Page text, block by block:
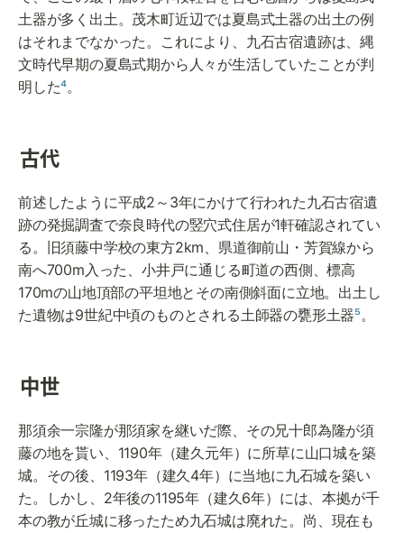
土器が多く出土。茂木町近辺では夏島式土器の出土の例
はそれまでなかった。これにより、九石古宿遺跡は、縄
文時代早期の夏島式期から人々が生活していたことが判
明した⁴。
古代
前述したように平成2～3年にかけて行われた九石古宿遺
跡の発掘調査で奈良時代の竪穴式住居が1軒確認されてい
る。旧須藤中学校の東方2km、県道御前山・芳賀線から
南へ700m入った、小井戸に通じる町道の西側、標高
170mの山地頂部の平坦地とその南側斜面に立地。出土し
た遺物は9世紀中頃のものとされる土師器の甕形土器⁵。
中世
那須余一宗隆が那須家を継いだ際、その兄十郎為隆が須
藤の地を貰い、1190年（建久元年）に所草に山口城を築
城。その後、1193年（建久4年）に当地に九石城を築い
た。しかし、2年後の1195年（建久6年）には、本拠が千
本の教が丘城に移ったため九石城は廃れた。尚、現在も